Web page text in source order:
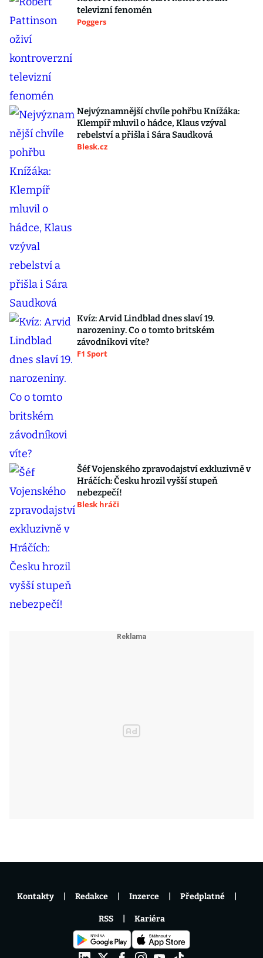
televizní fenomén
Poggers
Nejvýznamnější chvíle pohřbu Knížáka:
Klempíř mluvil o hádce, Klaus vzýval
rebelství a přišla i Sára Saudková
Blesk.cz
Kvíz: Arvid Lindblad dnes slaví 19.
narozeniny. Co o tomto britském
závodníkovi víte?
F1 Sport
Šéf Vojenského zpravodajství exkluzivně v
Hráčích: Česku hrozil vyšší stupeň
nebezpečí!
Blesk hráči
Kontakty Redakce Inzerce Předplatné
RSS Kariéra